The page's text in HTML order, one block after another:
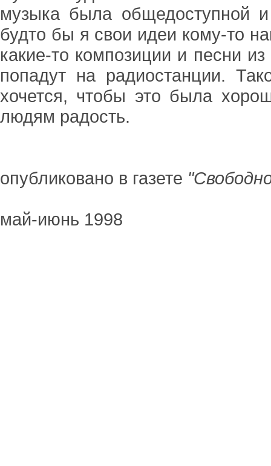
музыка была общедоступной
будто бы я свои идеи кому-то
какие-то композиции и песни
попадут на радиостанции.
хочется, чтобы это была
людям радость.
опубликовано в газете
май-июнь 1998